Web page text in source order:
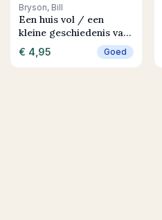
+ In winkelwagen
Bryson, Bill
Een huis vol / een
kleine geschiedenis van
het dagelijks leven
€ 4,95 Goed